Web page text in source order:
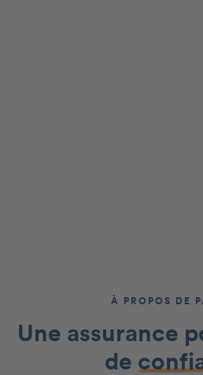
À PROPOS DE
Une assurance
de